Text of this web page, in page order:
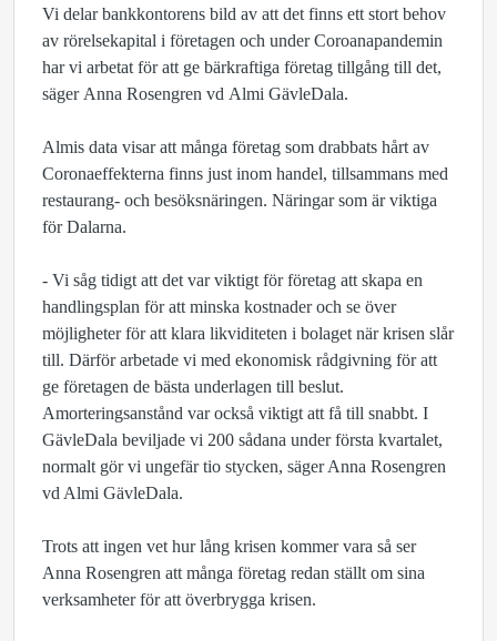
Vi delar bankkontorens bild av att det finns ett stort behov
av rörelsekapital i företagen och under Coroanapandemin
har vi arbetat för att ge bärkraftiga företag tillgång till det,
säger Anna Rosengren vd Almi GävleDala.
Almis data visar att många företag som drabbats hårt av
Coronaeffekterna finns just inom handel, tillsammans med
restaurang- och besöksnäringen. Näringar som är viktiga
för Dalarna.
- Vi såg tidigt att det var viktigt för företag att skapa en
handlingsplan för att minska kostnader och se över
möjligheter för att klara likviditeten i bolaget när krisen slår
till. Därför arbetade vi med ekonomisk rådgivning för att
ge företagen de bästa underlagen till beslut.
Amorteringsanstånd var också viktigt att få till snabbt. I
GävleDala beviljade vi 200 sådana under första kvartalet,
normalt gör vi ungefär tio stycken, säger Anna Rosengren
vd Almi GävleDala.
Trots att ingen vet hur lång krisen kommer vara så ser
Anna Rosengren att många företag redan ställt om sina
verksamheter för att överbrygga krisen.